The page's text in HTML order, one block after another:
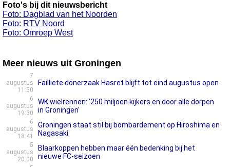
Foto's bij dit nieuwsbericht
Foto: Dagblad van het Noorden
Foto: RTV Noord
Foto: Omroep West
Meer nieuws uit Groningen
7
augustus
11:50
Failliete dönerzaak Hasret blijft tot eind augustus open
6
augustus
19:30
WK wielrennen: '250 miljoen kijkers en door alle dorpen
in Groningen'
6
augustus
18:41
Groningen staat stil bij bombardement op Hiroshima en
Nagasaki
5
augustus
20:00
Blaarkoppen hebben maar één bedenking bij het
nieuwe FC-seizoen